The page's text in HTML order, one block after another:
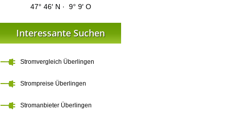
47° 46′ N · 9° 9′ O
Interessante Suchen
Stromvergleich Überlingen
Strompreise Überlingen
Stromanbieter Überlingen